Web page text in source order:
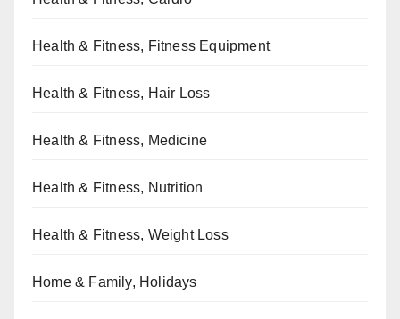
Health & Fitness, Fitness Equipment
Health & Fitness, Hair Loss
Health & Fitness, Medicine
Health & Fitness, Nutrition
Health & Fitness, Weight Loss
Home & Family, Holidays